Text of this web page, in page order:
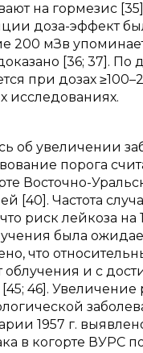
на гормезис
доза-эффект
200 мЗв
[36; 37].
при дозах
исследованиях.
об увеличении
порога
Восточно-
Частота
риск лейкоза на
была
что
и с
46]. Увеличение
1957 г.
в когорте